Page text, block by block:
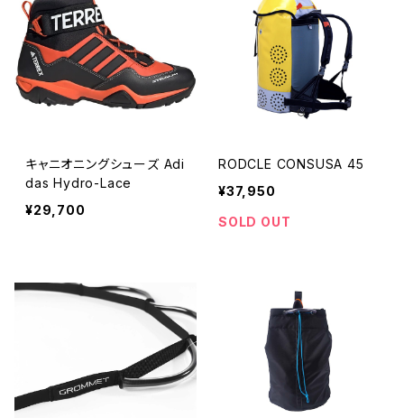
キャニオニングシューズ Adi
das Hydro-Lace
¥29,700
RODCLE CONSUSA 45
¥37,950
SOLD OUT